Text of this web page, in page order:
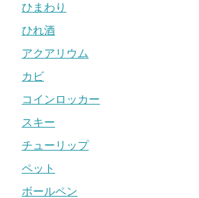
ひまわり
ひれ酒
アクアリウム
カビ
コインロッカー
スキー
チューリップ
ペット
ボールペン